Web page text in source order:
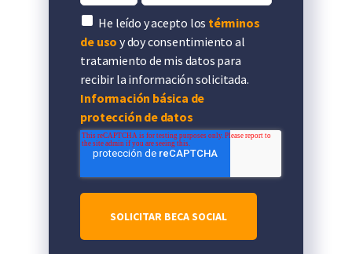
He leído y acepto los términos
de uso y doy consentimiento al
tratamiento de mis datos para
recibir la información solicitada.
Información básica de
protección de datos